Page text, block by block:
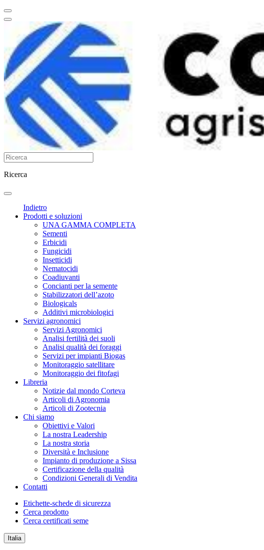
Ricerca
Indietro
Prodotti e soluzioni
UNA GAMMA COMPLETA
Sementi
Erbicidi
Fungicidi
Insetticidi
Nematocidi
Coadiuvanti
Concianti per la semente
Stabilizzatori dell’azoto
Biologicals
Additivi microbiologici
Servizi agronomici
Servizi Agronomici
Analisi fertilità dei suoli
Analisi qualità dei foraggi
Servizi per impianti Biogas
Monitoraggio satellitare
Monitoraggio dei fitofagi
Libreria
Notizie dal mondo Corteva
Articoli di Agronomia
Articoli di Zootecnia
Chi siamo
Obiettivi e Valori
La nostra Leadership
La nostra storia
Diversità e Inclusione
Impianto di produzione a Sissa
Certificazione della qualità
Condizioni Generali di Vendita
Contatti
Etichette-schede di sicurezza
Cerca prodotto
Cerca certificati seme
Italia